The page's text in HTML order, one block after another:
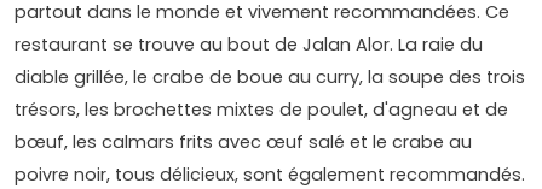
partout dans le monde et vivement recommandées. Ce
restaurant se trouve au bout de Jalan Alor. La raie du
diable grillée, le crabe de boue au curry, la soupe des trois
trésors, les brochettes mixtes de poulet, d'agneau et de
bœuf, les calmars frits avec œuf salé et le crabe au
poivre noir, tous délicieux, sont également recommandés.